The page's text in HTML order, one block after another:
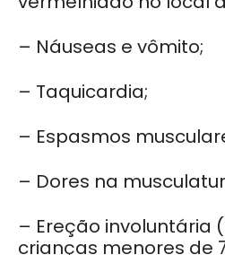
– Náuseas e vômito;
– Taquicardia;
– Espasmos
– Dores na
– Ereção involuntária
crianças menores de